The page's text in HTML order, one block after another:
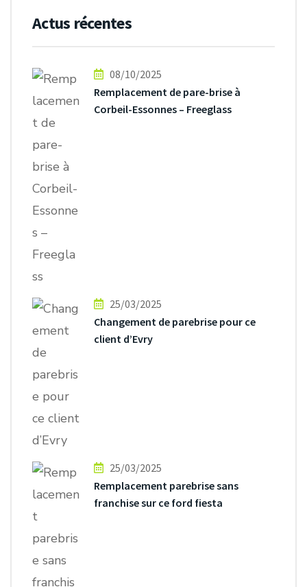
Actus récentes
08/10/2025
Remplacement de pare-brise à
Corbeil-Essonnes – Freeglass
25/03/2025
Changement de parebrise pour ce
client d’Evry
25/03/2025
Remplacement parebrise sans
franchise sur ce ford fiesta